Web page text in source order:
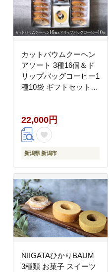
カットバウムクーヘン
アソート 3種16個＆ド
リップバッグコーヒー1
種10袋 ギフトセット
洋菓子
22,000円
新潟県 新潟市
NIIGATAひかりBAUM
3種類 お菓子 スイーツ